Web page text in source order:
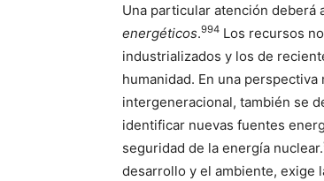
Una particular atención deberá
energéticos.994 Los recursos
industrializados y los de
humanidad. En una
intergeneracional, también se
identificar nuevas fuentes
seguridad de la energía nuclear.
desarrollo y el ambiente, exige